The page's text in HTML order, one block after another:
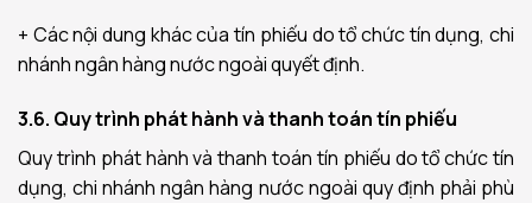
+ Các nội dung khác của tín phiếu do tổ chức tín dụng, chi
nhánh ngân hàng nước ngoài quyết định.
3.6. Quy trình phát hành và thanh toán tín phiếu
Quy trình phát hành và thanh toán tín phiếu do tổ chức tín
dụng, chi nhánh ngân hàng nước ngoài quy định phải phù